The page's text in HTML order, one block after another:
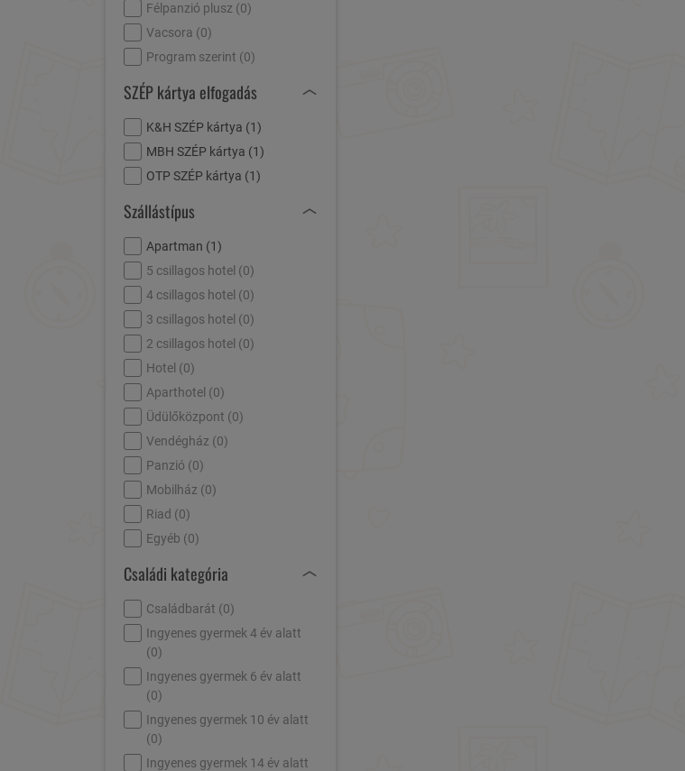
Félpanzió plusz (0)
Vacsora (0)
Program szerint (0)
SZÉP kártya elfogadás
K&H SZÉP kártya (1)
MBH SZÉP kártya (1)
OTP SZÉP kártya (1)
Szállástípus
Apartman (1)
5 csillagos hotel (0)
4 csillagos hotel (0)
3 csillagos hotel (0)
2 csillagos hotel (0)
Hotel (0)
Aparthotel (0)
Üdülőközpont (0)
Vendégház (0)
Panzió (0)
Mobilház (0)
Riad (0)
Egyéb (0)
Családi kategória
Családbarát (0)
Ingyenes gyermek 4 év alatt
(0)
Ingyenes gyermek 6 év alatt
(0)
Ingyenes gyermek 10 év alatt
(0)
Ingyenes gyermek 14 év alatt